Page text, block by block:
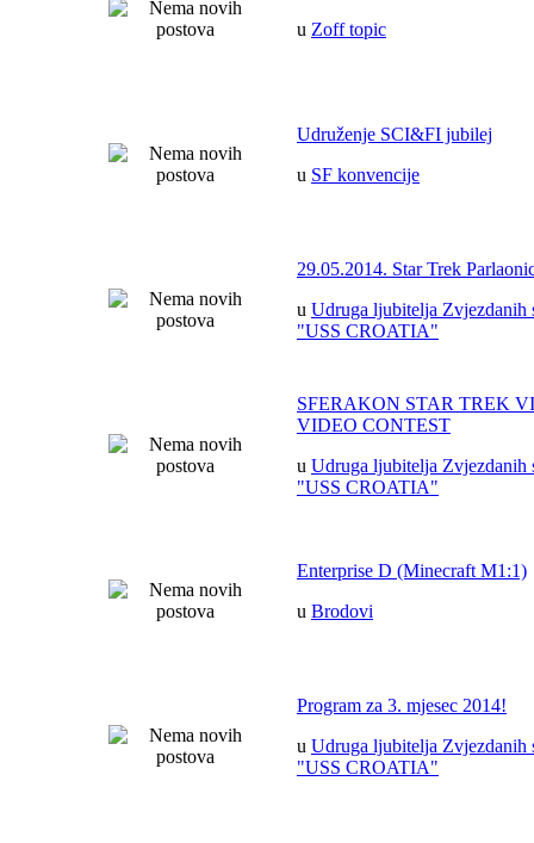
u Zoff topic
Udruženje SCI&FI jubilej
u SF konvencije
29.05.2014. Star Trek
u Udruga ljubitelja Zvjezdanih
"USS CROATIA"
SFERAKON STAR TREK
VIDEO CONTEST
u Udruga ljubitelja Zvjezdanih
"USS CROATIA"
Enterprise D (Minecraft M1:1)
u Brodovi
Program za 3. mjesec 2014!
u Udruga ljubitelja Zvjezdanih
"USS CROATIA"